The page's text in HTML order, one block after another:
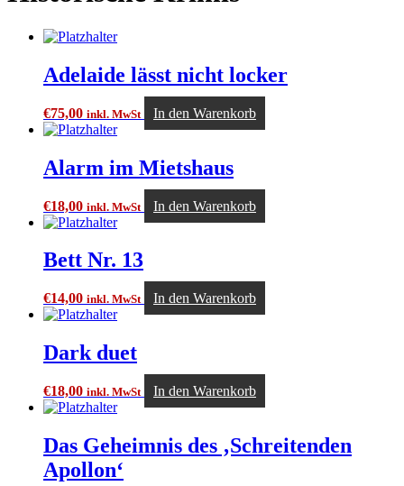
Adelaide lässt nicht locker
€75,00 inkl. MwSt In den Warenkorb
Alarm im Mietshaus
€18,00 inkl. MwSt In den Warenkorb
Bett Nr. 13
€14,00 inkl. MwSt In den Warenkorb
Dark duet
€18,00 inkl. MwSt In den Warenkorb
Das Geheimnis des ‚Schreitenden
Apollon‘